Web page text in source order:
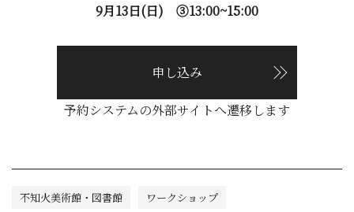
9月13日(日) ③13:00~15:00
申し込み
予約システムの外部サイトへ遷移します
不知火美術館・図書館 ワークショップ